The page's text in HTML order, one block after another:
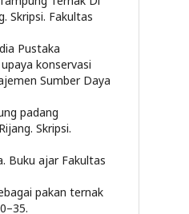
Skripsi. Fakultas
Pustaka
konservasi
Sumber Daya
padang
Skripsi.
Buku ajar Fakultas
pakan ternak